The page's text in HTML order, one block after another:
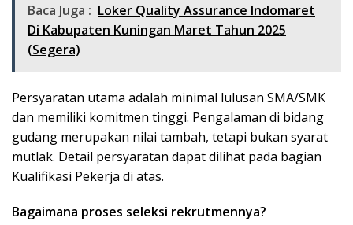
Baca Juga : Loker Quality Assurance Indomaret
Di Kabupaten Kuningan Maret Tahun 2025
(Segera)
Persyaratan utama adalah minimal lulusan SMA/SMK
dan memiliki komitmen tinggi. Pengalaman di bidang
gudang merupakan nilai tambah, tetapi bukan syarat
mutlak. Detail persyaratan dapat dilihat pada bagian
Kualifikasi Pekerja di atas.
Bagaimana proses seleksi rekrutmennya?